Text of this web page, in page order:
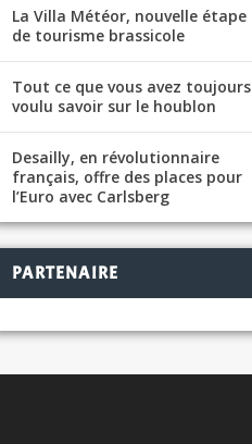
La Villa Météor, nouvelle étape
de tourisme brassicole
Tout ce que vous avez toujours
voulu savoir sur le houblon
Desailly, en révolutionnaire
français, offre des places pour
l’Euro avec Carlsberg
PARTENAIRE